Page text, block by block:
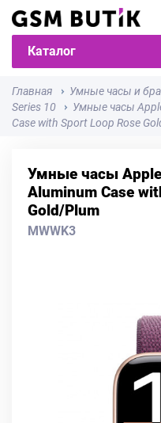
Каталог
Главная Умные часы и
Series 10
Умные часы
Case with Sport Loop Rose
Умные часы
Aluminum Case
Gold/Plum
MWWK3